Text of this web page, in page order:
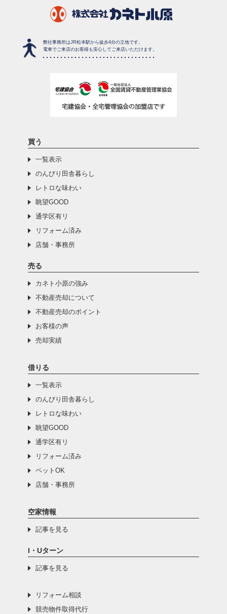
弊社事務所はJR松本駅から徒歩4分の立地です。
電車でご来店のお客様も安心してご来店いただけます。
買う
一覧表示
のんびり田舎暮らし
レトロな味わい
眺望GOOD
通学区有リ
リフォーム済み
店舗・事務所
売る
カネト小原の強み
不動産売却について
不動産売却のポイント
お客様の声
売却実績
借りる
一覧表示
のんびり田舎暮らし
レトロな味わい
眺望GOOD
通学区有リ
リフォーム済み
ペットOK
店舗・事務所
空家情報
記事を見る
I・Uターン
記事を見る
リフォーム相談
競売物件取得代行